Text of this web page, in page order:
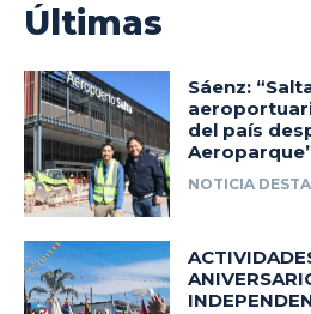
Últimas
Sáenz:
del país
NOTICIA